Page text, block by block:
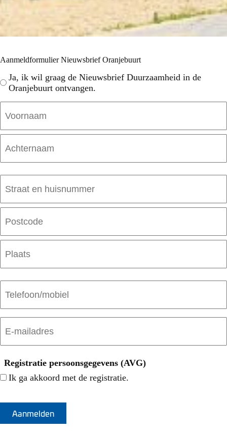
Aanmeldformulier Nieuwsbrief Oranjebuurt
Aanmelden
Nieuwsbrief
Ja, ik wil graag de Nieuwsbrief Duurzaamheid in de
Oranjebuurt ontvangen.
Voornaam
Straat
Postcode
mailadres
(Vereist)
Registratie persoonsgegevens (AVG)
Ik ga akkoord met de registratie.